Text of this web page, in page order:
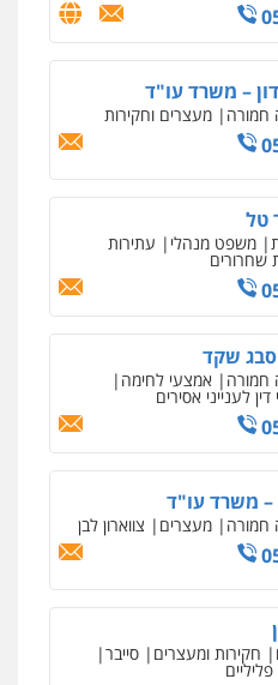
– משרד עו"ד
חמורה מעצרים וחקירות
טל
משפט מנהלי עתירות
שחרורים
סבג שקד
חמורה אמצעי לחימה
דין לענייני אסירים
– משרד עו"ד
חמורה מעצרים צווארון לבן
חקירות ומעצרים סייבר